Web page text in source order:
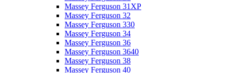
Massey Ferguson 31XP
Massey Ferguson 32
Massey Ferguson 330
Massey Ferguson 34
Massey Ferguson 36
Massey Ferguson 3640
Massey Ferguson 38
Massey Ferguson 40